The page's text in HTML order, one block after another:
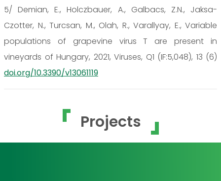
5/ Demian, E., Holczbauer, A., Galbacs, Z.N., Jaksa-
Czotter, N., Turcsan, M., Olah, R., Varallyay, E., Variable
populations of grapevine virus T are present in
vineyards of Hungary, 2021, Viruses, Q1 (IF:5,048), 13 (6)
doi.org/10.3390/v13061119
Projects